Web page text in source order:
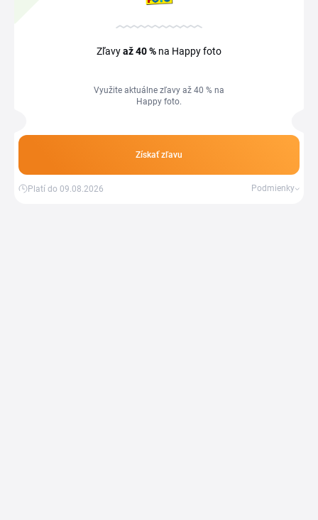
si prejdite prehľad kódov na tejto stránke a vyberte ten,
Zľavyaž 40 % na Happy foto
Využite aktuálne zľavy až 40 % na
Happy foto.
Získať zľavu
Platí do 09.08.2026 Podmienky